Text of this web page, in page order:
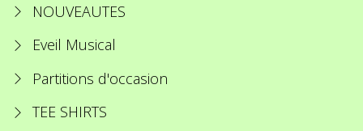
NOUVEAUTES
Eveil Musical
Partitions d'occasion
TEE SHIRTS